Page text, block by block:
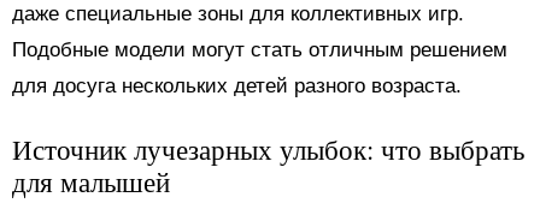
даже специальные зоны для коллективных игр.
Подобные модели могут стать отличным решением
для досуга нескольких детей разного возраста.
Источник лучезарных улыбок: что выбрать
для малышей